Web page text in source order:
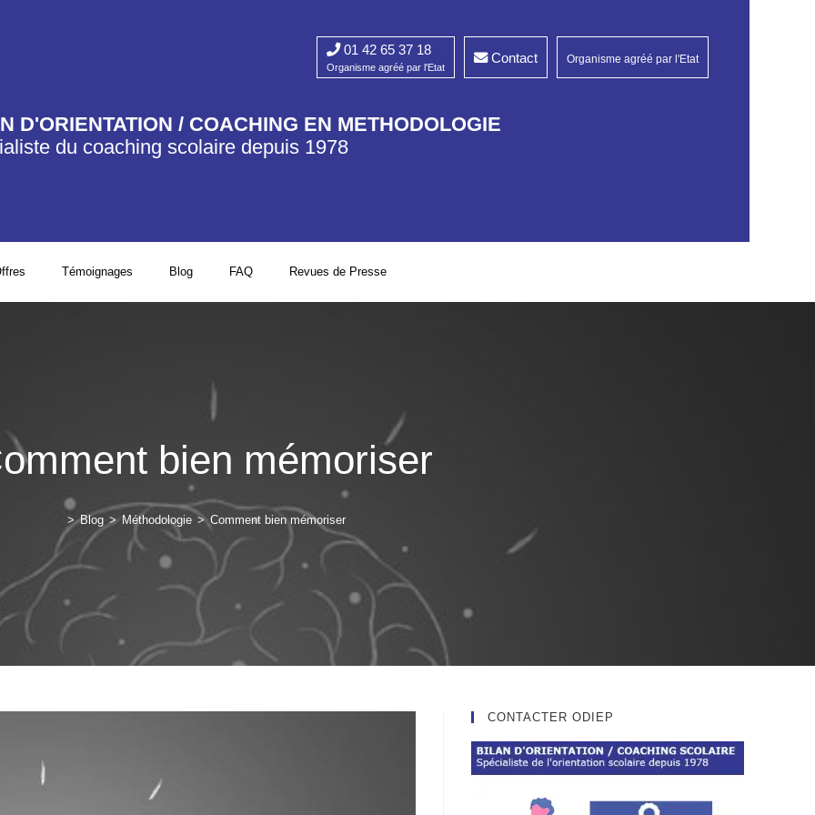
Organisme agréé par l'Etat
Contact
01 42 65 37 18
Organisme agréé par l'Etat
D'ORIENTATION / COACHING EN METHODOLOGIE
du coaching scolaire depuis 1978​
Témoignages Blog FAQ Revues de Presse
bien mémoriser
> Blog > Méthodologie > Comment bien mémoriser
CONTACTER ODIEP